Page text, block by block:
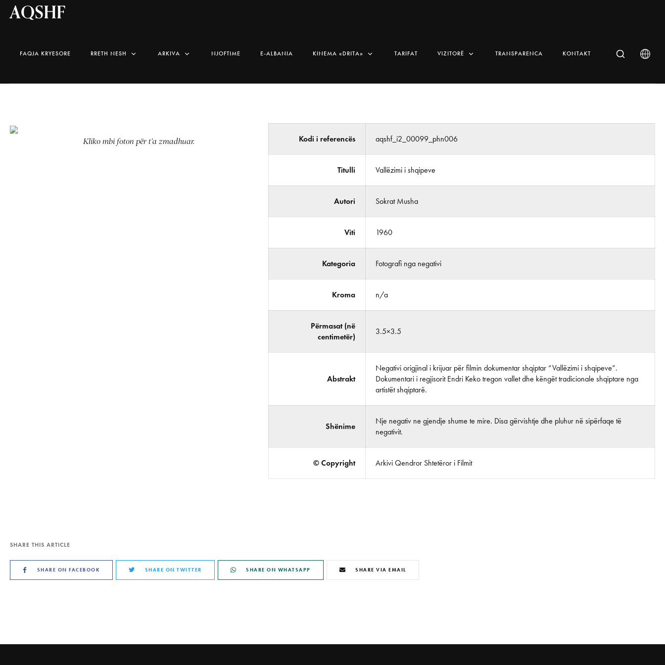
AQSHF
FAQJA KRYESORE RRETH NESH ARKIVA NJOFTIME E-ALBANIA KINEMA «DRITA» TARIFAT VIZITORË TRANSPARENCA KONTAKT
Kliko mbi foton për t’a zmadhuar. Kodi i referencës aqshf_i2_00099_phn006
Titulli Vallëzimi i shqipeve
Autori Sokrat Musha
Viti 1960
Kategoria Fotografi nga negativi
Kroma n/a
Përmasat (në
centimetër)
3.5×3.5
Abstrakt
Negativi origjinal i krijuar për filmin dokumentar shqiptar “Vallëzimi i shqipeve”.
Dokumentari i regjisorit Endri Keko tregon vallet dhe këngët tradicionale shqiptare nga
artistët shqiptarë.
Shënime
Nje negativ ne gjendje shume te mire. Disa gërvishtje dhe pluhur në sipërfaqe të
negativit.
© Copyright Arkivi Qendror Shtetëror i Filmit
SHARE THIS ARTICLE
SHARE ON FACEBOOK SHARE ON TWITTER SHARE ON WHATSAPP SHARE VIA EMAIL